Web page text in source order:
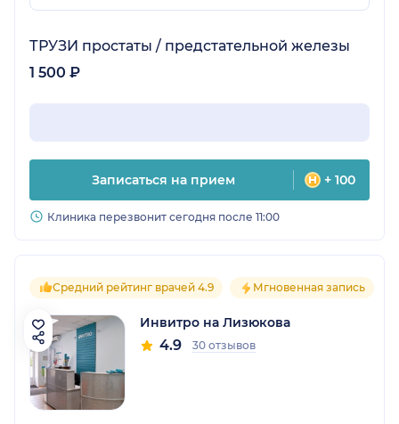
ТРУЗИ простаты / предстательной железы
1 500 ₽
Записаться на прием + 100
Клиника перезвонит сегодня после 11:00
Средний рейтинг врачей 4.9 Мгновенная запись
Инвитро на Лизюкова
4.9 30 отзывов